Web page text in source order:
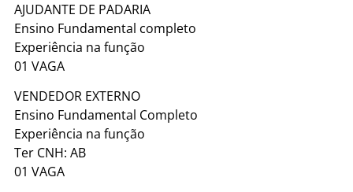
AJUDANTE DE PADARIA
Ensino Fundamental completo
Experiência na função
01 VAGA
VENDEDOR EXTERNO
Ensino Fundamental Completo
Experiência na função
Ter CNH: AB
01 VAGA